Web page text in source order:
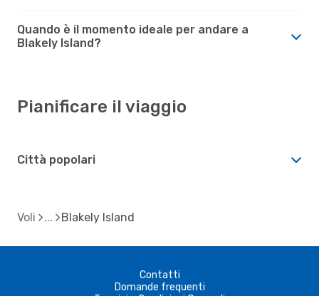
Quando è il momento ideale per andare a
Blakely Island?
Pianificare il viaggio
Città popolari
Voli Blakely Island
Contatti
Domande frequenti